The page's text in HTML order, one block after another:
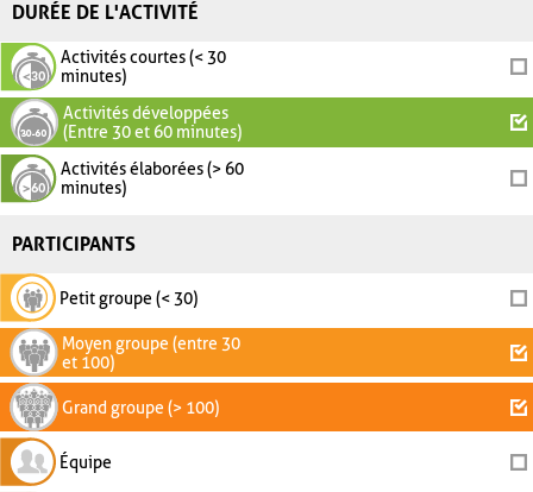
DURÉE DE L'ACTIVITÉ
Activités courtes (< 30
minutes)
Activités développées
(Entre 30 et 60 minutes)
Activités élaborées (> 60
minutes)
PARTICIPANTS
Petit groupe (< 30)
Moyen groupe (entre 30
et 100)
Grand groupe (> 100)
Équipe